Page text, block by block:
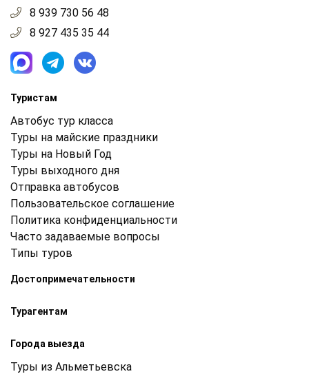
8 939 730 56 48
8 927 435 35 44
Туристам
Автобус тур класса
Туры на майские праздники
Туры на Новый Год
Туры выходного дня
Отправка автобусов
Пользовательское соглашение
Политика конфиденциальности
Часто задаваемые вопросы
Типы туров
Достопримечательности
Турагентам
Города выезда
Туры из Альметьевска